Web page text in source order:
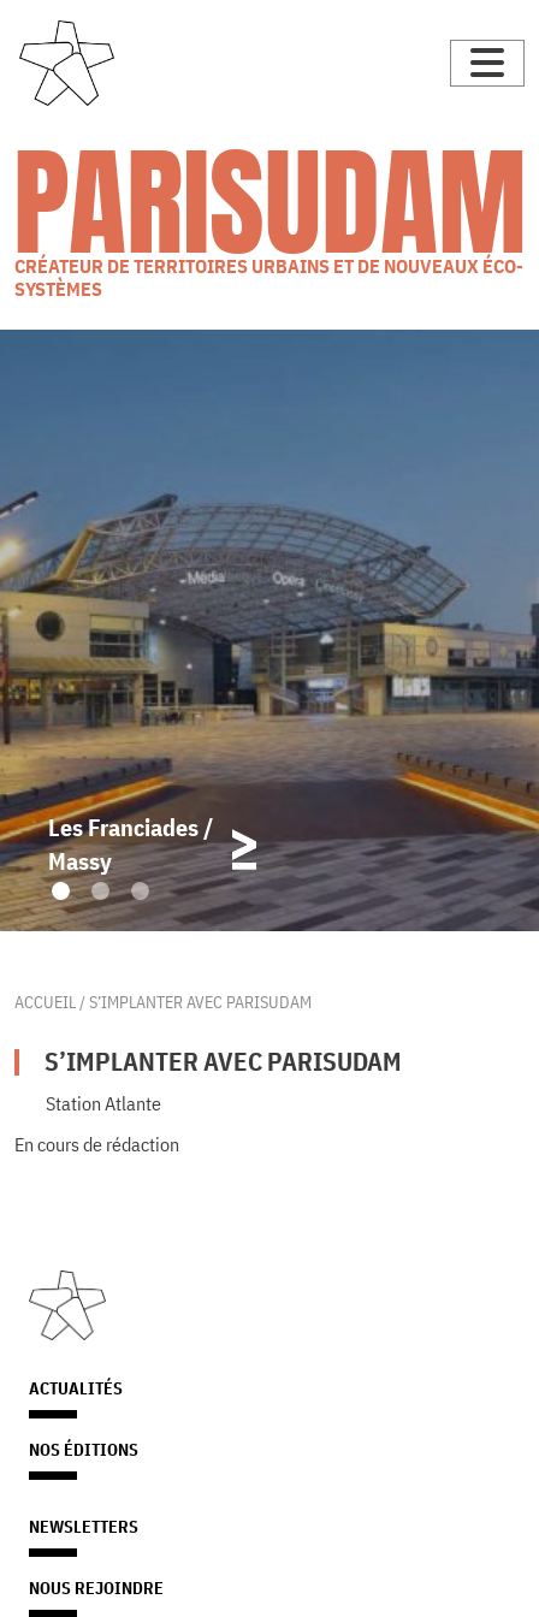
PARISUDAM
CRÉATEUR DE TERRITOIRES URBAINS ET DE NOUVEAUX ÉCO-
SYSTÈMES
Les Franciades /
Massy
ACCUEIL/ S’IMPLANTER AVEC PARISUDAM
S’IMPLANTER AVEC PARISUDAM
Station Atlante
En cours de rédaction
ACTUALITÉS
NOS ÉDITIONS
NEWSLETTERS
NOUS REJOINDRE